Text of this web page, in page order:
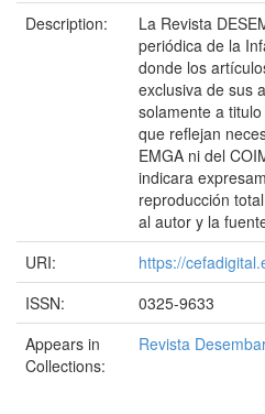
Description:
La Revista
periódica de la
donde los
exclusiva de sus
solamente a
que reflejan
EMGA ni del
indicara
reproducción
al autor y la
URI:
https://
ISSN:
0325-9633
Appears in
Collections:
Revista